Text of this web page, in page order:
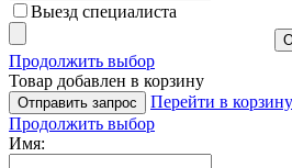
Выезд специалиста
Продолжить выбор
Товар добавлен в корзину
Отправить запрос
Перейти в корзину
Продолжить выбор
Имя: